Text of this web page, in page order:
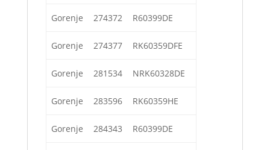
Gorenje 274372 R60399DE
Gorenje 274377 RK60359DFE
Gorenje 281534 NRK60328DE
Gorenje 283596 RK60359HE
Gorenje 284343 R60399DE